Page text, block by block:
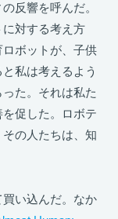
反響を呼んだ。
対する考え方
ボットが、子供
私は考えるよう
た。それは私た
促した。ロボテ
の人たちは、知
い込んだ。なか